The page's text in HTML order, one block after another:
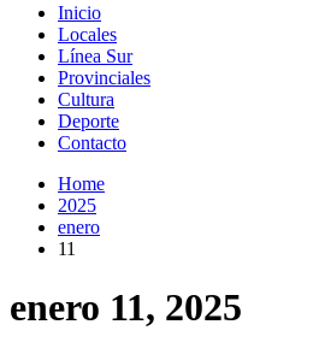
Inicio
Locales
Línea Sur
Provinciales
Cultura
Deporte
Contacto
Home
2025
enero
11
enero 11, 2025